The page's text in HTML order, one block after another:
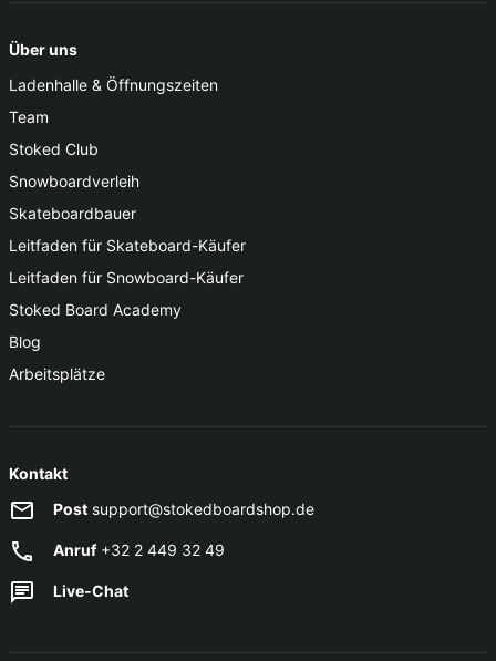
Über uns
Ladenhalle & Öffnungszeiten
Team
Stoked Club
Snowboardverleih
Skateboardbauer
Leitfaden für Skateboard-Käufer
Leitfaden für Snowboard-Käufer
Stoked Board Academy
Blog
Arbeitsplätze
Kontakt
Post support@stokedboardshop.de
Anruf+32 2 449 32 49
Live-Chat